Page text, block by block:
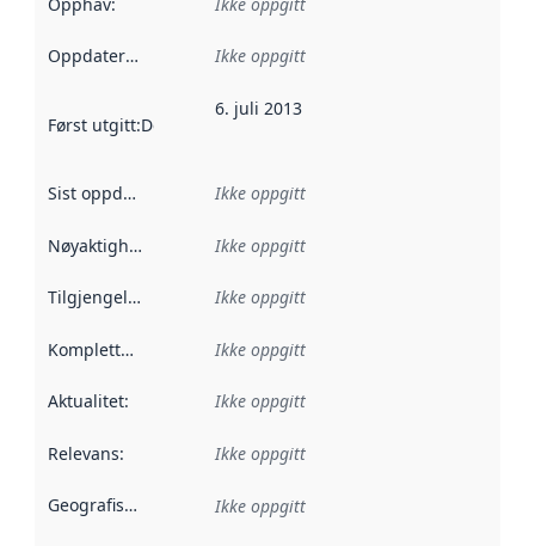
Oppdateringsfrekvens :
Ikke oppgitt
Først utgitt:Denne datoen sier når dataene i dette
6. juli 2013
Sist oppdatert Ikke oppgitt
Nøyaktighet Ikke oppgitt
Tilgjengelighet Ikke oppgitt
Kompletthet Ikke oppgitt
Aktualitet: Ikke oppgitt
Relevans: Ikke oppgitt
Geografisk avgrensning :
Ikke oppgitt